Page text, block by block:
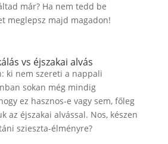
már? Ha nem tedd be
meglepsz majd magadon!
vs éjszakai alvás
ki nem szereti a nappali
sokan még mindig
ez hasznos-e vagy sem, főleg
az éjszakai alvással. Nos, készen
szieszta-élményre?